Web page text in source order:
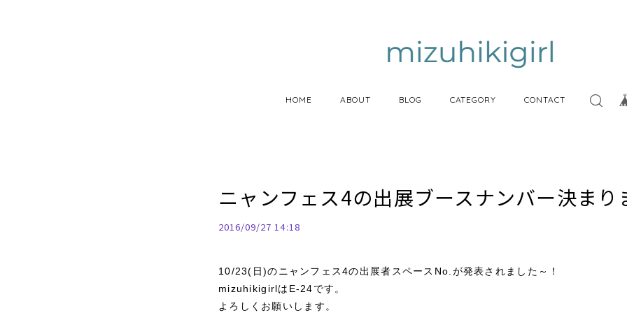
HOME ABOUT BLOG CATEGORY CONTACT
ニャンフェス4の出展ブースナンバー決まり
2016/09/27 14:18
10/23(日)のニャンフェス4の出展者スペースNo.が発表されました～！
mizuhikigirlはE-24です。
よろしくお願いします。